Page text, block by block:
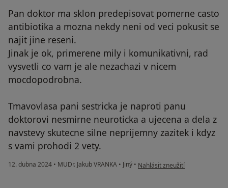
Pan doktor ma sklon predepisovat pomerne casto
antibiotika a mozna nekdy neni od veci pokusit se
najit jine reseni.
Jinak je ok, primerene mily i komunikativni, rad
vysvetli co vam je ale nezachazi v nicem
mocdopodrobna.
Tmavovlasa pani sestricka je naproti panu
doktorovi nesmirne neuroticka a ujecena a dela z
navstevy skutecne silne neprijemny zazitek i kdyz
s vami prohodi 2 vety.
12. dubna 2024 • MUDr. Jakub VRANKA • Jiný • podle názoru uživatele L.V.
Nahlásit zneužití